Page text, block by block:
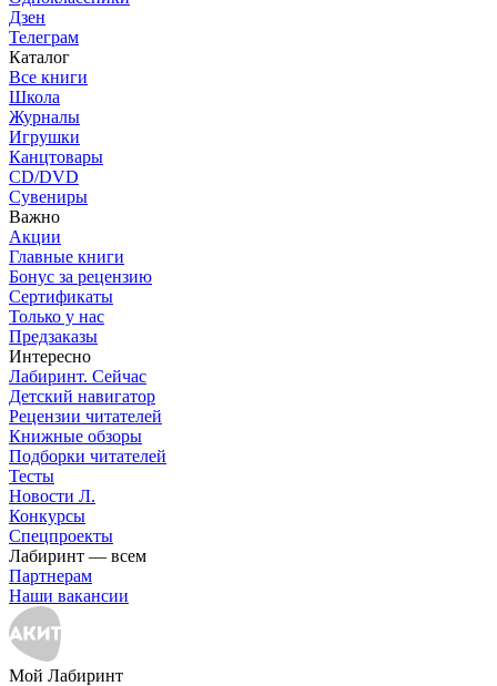
Дзен
Телеграм
Каталог
Все книги
Школа
Журналы
Игрушки
Канцтовары
CD/DVD
Сувениры
Важно
Акции
Главные книги
Бонус за рецензию
Сертификаты
Только у нас
Предзаказы
Интересно
Лабиринт. Сейчас
Детский навигатор
Рецензии читателей
Книжные обзоры
Подборки читателей
Тесты
Новости Л.
Конкурсы
Спецпроекты
Лабиринт — всем
Партнерам
Наши вакансии
Мой Лабиринт